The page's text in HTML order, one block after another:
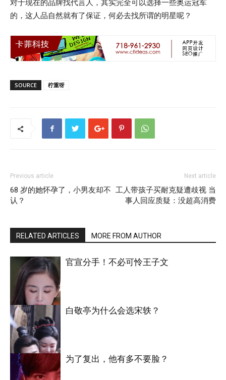
对于现在的品牌找代言人，其实完全可以选择一些奥运冠军
的，这人品自然就有了保证，何必去找所谓的明星呢？
SOURCE 柠重呀
Previous article
68 岁的她怀孕了，小男友却不
认？
Next article
工人带孩子买耐克疑遭歧视 当
事人回应质疑：没超高消费
RELATED ARTICLES MORE FROM AUTHOR
明星八卦
官宣分手！不必可怜王子文
明星八卦
白敬亭为什么会选宋轶？
为了复出，他有多不要脸？